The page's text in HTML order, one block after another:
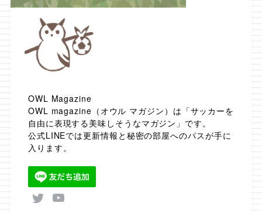
OWL Magazine
OWL magazine（オウル マガジン）は「サッカーを
自由に表現する美味しそうなマガジン」です。
公式LINEでは更新情報と秘密の部屋へのパスが手に
入ります。